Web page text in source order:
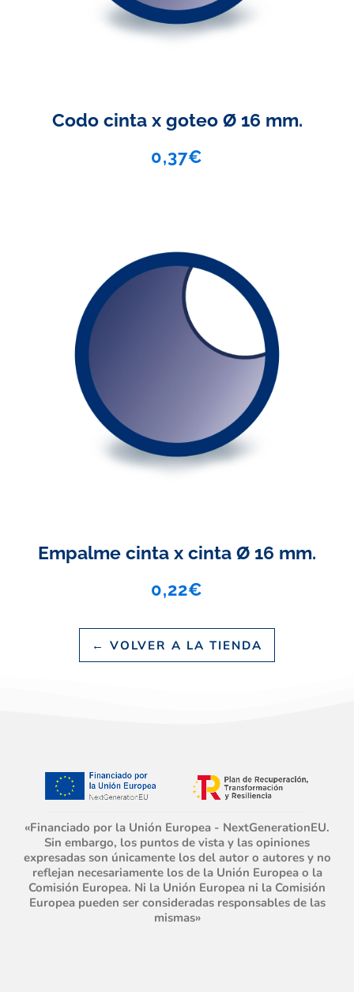
Codo cinta x goteo Ø 16 mm.
0,37€
Empalme cinta x cinta Ø 16 mm.
0,22€
← VOLVER A LA TIENDA
«Financiado por la Unión Europea - NextGenerationEU.
Sin embargo, los puntos de vista y las opiniones
expresadas son únicamente los del autor o autores y no
reflejan necesariamente los de la Unión Europea o la
Comisión Europea. Ni la Unión Europea ni la Comisión
Europea pueden ser consideradas responsables de las
mismas»